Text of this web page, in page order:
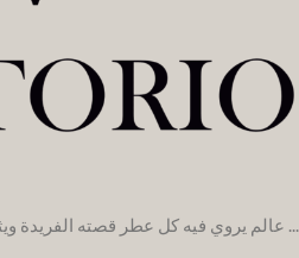
... عالم يروي فيه كل عطر قصته الفريدة